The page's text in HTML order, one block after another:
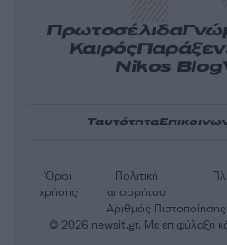
Πρωτοσέλιδα
Καιρός
Nikos Blog
Ταυτότητα
Αριθμός
Όροι
χρήσης
Πολιτική
απορρήτου
© 2026 newsit.gr. Με επιφύλαξη